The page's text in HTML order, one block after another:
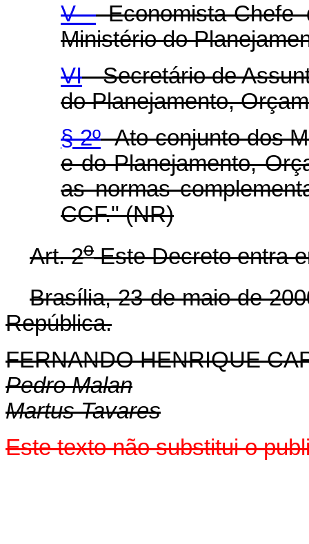
V -Economista-Chefe
Ministério do
VI- Secretário de
do Planejamento,
§ 2ºAto conjunto dos
e do Planejamento,
as normas
CCF." (NR)
Art. 2oEste Decreto entra
Brasília, 23 de maio de
República.
FERNANDO HENRIQUE
Pedro Malan
Martus Tavares
Este texto não substitui o